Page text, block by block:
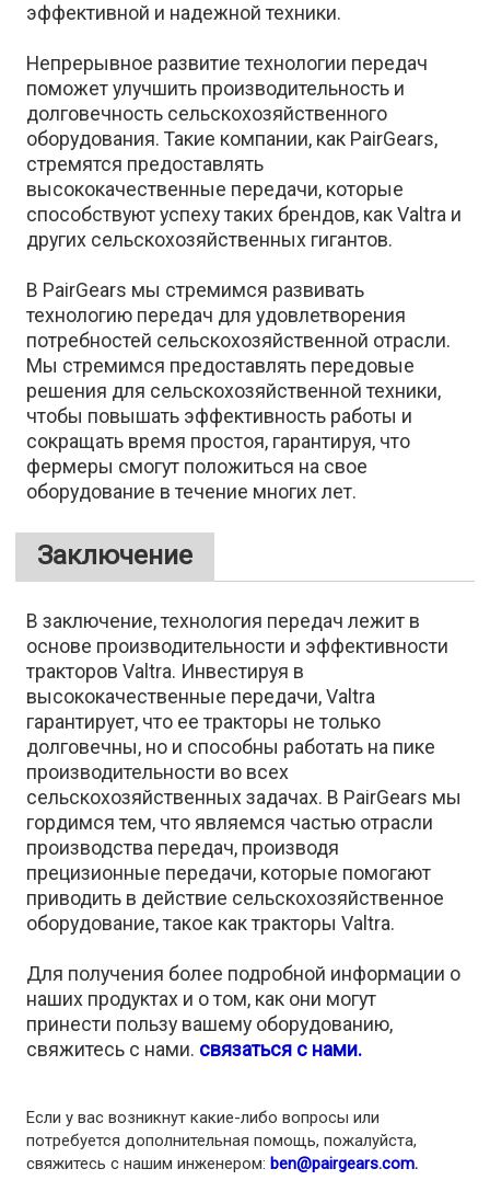
эффективной и надежной техники.
Непрерывное развитие технологии передач
поможет улучшить производительность и
долговечность сельскохозяйственного
оборудования. Такие компании, как PairGears,
стремятся предоставлять
высококачественные передачи, которые
способствуют успеху таких брендов, как Valtra и
других сельскохозяйственных гигантов.
В PairGears мы стремимся развивать
технологию передач для удовлетворения
потребностей сельскохозяйственной отрасли.
Мы стремимся предоставлять передовые
решения для сельскохозяйственной техники,
чтобы повышать эффективность работы и
сокращать время простоя, гарантируя, что
фермеры смогут положиться на свое
оборудование в течение многих лет.
Заключение
В заключение, технология передач лежит в
основе производительности и эффективности
тракторов Valtra. Инвестируя в
высококачественные передачи, Valtra
гарантирует, что ее тракторы не только
долговечны, но и способны работать на пике
производительности во всех
сельскохозяйственных задачах. В PairGears мы
гордимся тем, что являемся частью отрасли
производства передач, производя
прецизионные передачи, которые помогают
приводить в действие сельскохозяйственное
оборудование, такое как тракторы Valtra.
Для получения более подробной информации о
наших продуктах и о том, как они могут
принести пользу вашему оборудованию,
свяжитесь с нами. связаться с нами.
Если у вас возникнут какие-либо вопросы или
потребуется дополнительная помощь, пожалуйста,
свяжитесь с нашим инженером:ben@pairgears.com.